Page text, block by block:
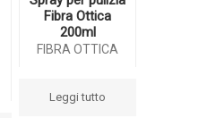
Fibra Ottica
200ml
FIBRA OTTICA
Leggi tutto